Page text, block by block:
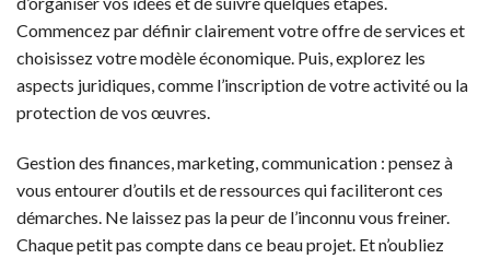
Commencez par définir clairement votre offre de services et
choisissez votre modèle économique. Puis, explorez les
aspects juridiques, comme l’inscription de votre activité ou la
protection de vos œuvres.
Gestion des finances, marketing, communication : pensez à
vous entourer d’outils et de ressources qui faciliteront ces
démarches. Ne laissez pas la peur de l’inconnu vous freiner.
Chaque petit pas compte dans ce beau projet. Et n’oubliez